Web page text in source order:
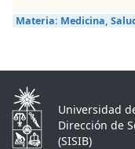
Materia: Medicina,
Universidad
Dirección de
(SISIB)